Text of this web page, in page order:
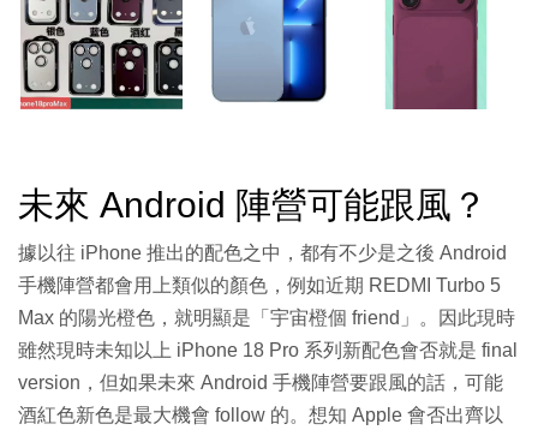
未來 Android 陣營可能跟風？
據以往 iPhone 推出的配色之中，都有不少是之後 Android
手機陣營都會用上類似的顏色，例如近期 REDMI Turbo 5
Max 的陽光橙色，就明顯是「宇宙橙個 friend」。因此現時
雖然現時未知以上 iPhone 18 Pro 系列新配色會否就是 final
version，但如果未來 Android 手機陣營要跟風的話，可能
酒紅色新色是最大機會 follow 的。想知 Apple 會否出齊以